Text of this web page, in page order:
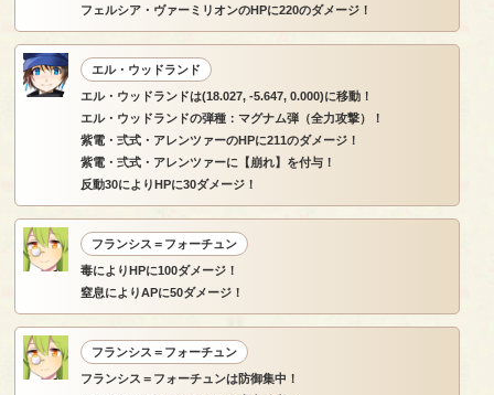
フェルシア・ヴァーミリオンのHPに220のダメージ！
エル・ウッドランド
エル・ウッドランドは(18.027, -5.647, 0.000)に移動！
エル・ウッドランドの弾種：マグナム弾（全力攻撃）！
紫電・弍式・アレンツァーのHPに211のダメージ！
紫電・弍式・アレンツァーに【崩れ】を付与！
反動30によりHPに30ダメージ！
フランシス＝フォーチュン
毒によりHPに100ダメージ！
窒息によりAPに50ダメージ！
フランシス＝フォーチュン
フランシス＝フォーチュンは防御集中！